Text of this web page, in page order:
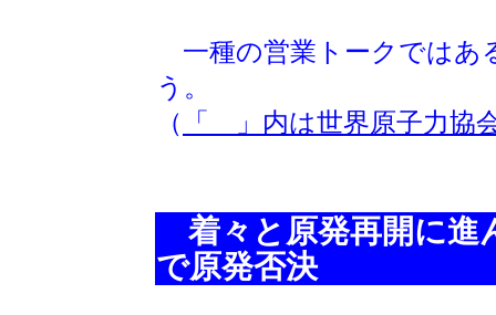
一種の営業トークではあ
う。
（
「 」内は世界原子力協
着々と原発再開に進
で原発否決